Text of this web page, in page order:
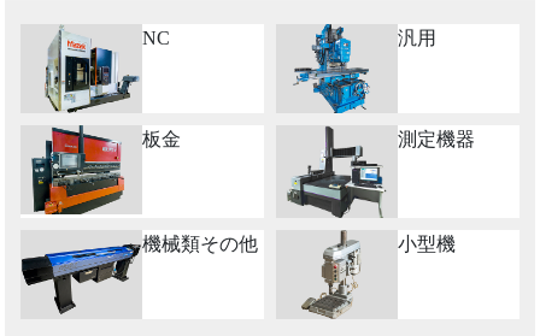
NC 汎用
板金 測定機器
機械類その他 小型機